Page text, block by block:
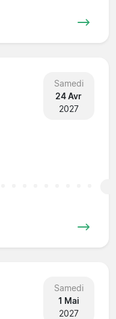
Samedi
24 Avr
2027
Samedi
1 Mai
2027